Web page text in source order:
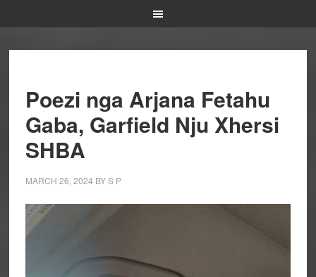
Poezi nga Arjana Fetahu
Gaba, Garfield Nju Xhersi
SHBA
MARCH 26, 2024 BYS P